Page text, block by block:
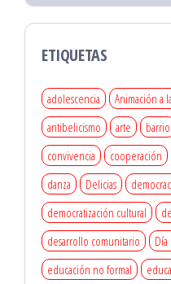
ETIQUETAS
adolescencia Animación a
antibelicismo
arte barrio
convivencia
cooperación
danza
Delicias
democratización cultural
desarrollo comunitario
educación no formal